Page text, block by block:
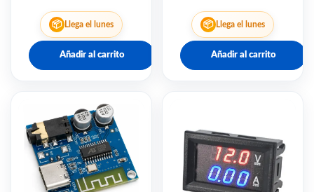
📦 Llega el lunes
Añadir al carrito
📦 Llega el lunes
Añadir al carrito